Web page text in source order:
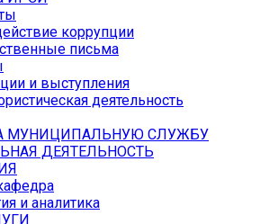
коррупции
письма
и выступления
деятельность
МУНИЦИПАЛЬНУЮ СЛУЖБУ
ДЕЯТЕЛЬНОСТЬ
и аналитика